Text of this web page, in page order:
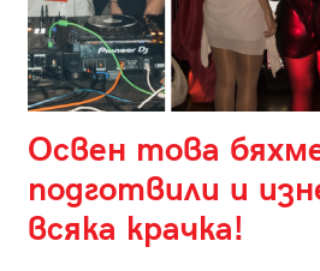
Освен това
подготвили и
всяка крачка!